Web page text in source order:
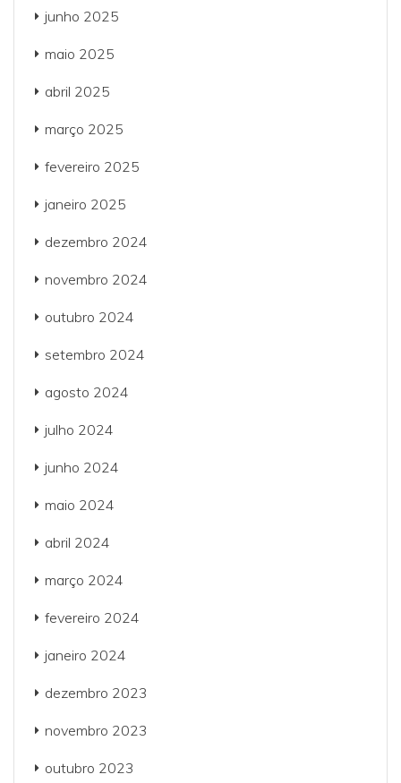
junho 2025
maio 2025
abril 2025
março 2025
fevereiro 2025
janeiro 2025
dezembro 2024
novembro 2024
outubro 2024
setembro 2024
agosto 2024
julho 2024
junho 2024
maio 2024
abril 2024
março 2024
fevereiro 2024
janeiro 2024
dezembro 2023
novembro 2023
outubro 2023